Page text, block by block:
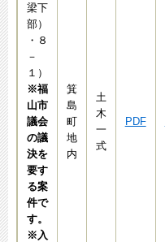
梁下
部）
・８
－
１）
※福
山市
議会
の議
決を
要す
る案
件で
す。
※入
箕
島
町
地
内
土
木
一
式
PDF